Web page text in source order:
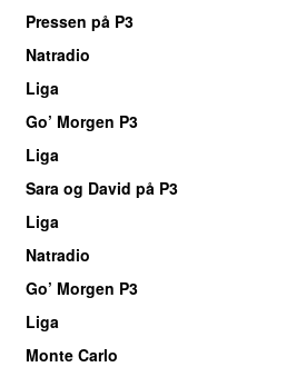
Pressen på P3
Natradio
Liga
Go’ Morgen P3
Liga
Sara og David på P3
Liga
Natradio
Go’ Morgen P3
Liga
Monte Carlo